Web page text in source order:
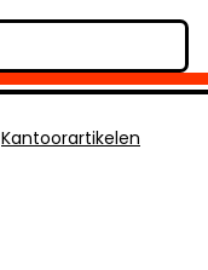
Kantoorartikelen